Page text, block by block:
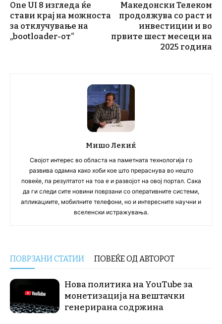
One UI 8 изгледа ќе
стави крај на можноста
за отклучување на
„bootloader-от“
Македонски Телеком
продолжува со раст и
инвестиции и во
првите шест месеци на
2025 година
Мишо Лекиќ
Својот интерес во областа на паметната технологија го
развива одамна како хоби кое што прераснува во нешто
повеќе, па резултатот на тоа е и развојот на овој портал. Сака
да ги следи сите новини поврзани со оперативните системи,
апликациите, мобилните телефони, но и интересните научни и
вселенски истражувања.
ПОВРЗАНИ СТАТИИ ПОВЕЌЕ ОД АВТОРОТ
Нова политика на YouTube за
монетизација на вештачки
генерирана содржина